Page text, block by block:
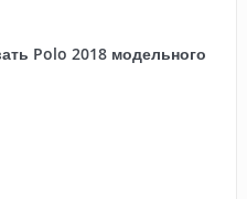
Polo 2018 модельного